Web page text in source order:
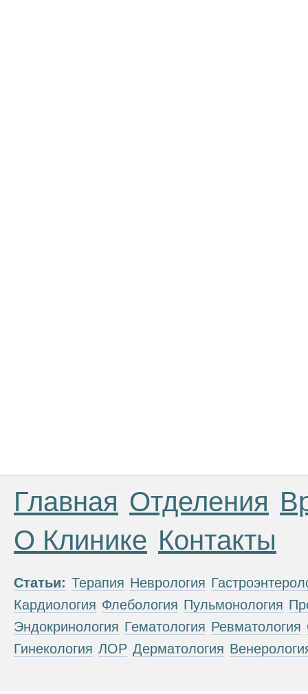
Главная Отделения
О Клинике Контакты
Статьи: Терапия Неврология
Кардиология Флебология Пульмонология
Эндокринология Гематология Ревматология
Гинекология ЛОР Дерматология